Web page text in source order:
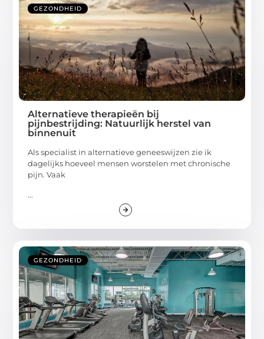
GEZONDHEID
Alternatieve therapieën bij
pijnbestrijding: Natuurlijk herstel van
binnenuit
Als specialist in alternatieve geneeswijzen zie ik
dagelijks hoeveel mensen worstelen met chronische
pijn. Vaak
...
GEZONDHEID